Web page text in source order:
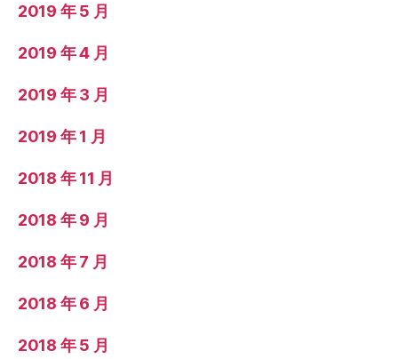
2019 年 5 月
2019 年 4 月
2019 年 3 月
2019 年 1 月
2018 年 11 月
2018 年 9 月
2018 年 7 月
2018 年 6 月
2018 年 5 月